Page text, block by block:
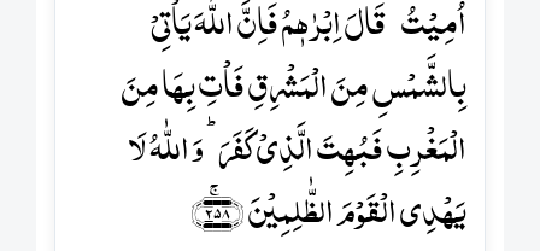
اُمِیۡتُ ؕ قَالَ اِبۡرٰہٖمُ فَاِنَّ اللّٰہَ یَاۡتِیۡ
بِالشَّمۡسِ مِنَ الۡمَشۡرِقِ فَاۡتِ بِہَا مِنَ
الۡمَغۡرِبِ فَبُہِتَ الَّذِیۡ کَفَرَ ؕ وَ اللّٰہُ لَا
یَہۡدِی الۡقَوۡمَ الظّٰلِمِیۡنَ ﴿۲۵۸﴾ۚ